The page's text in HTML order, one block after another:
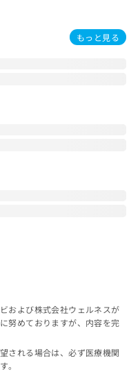
もっと見る
および株式会社ウェルネスが
努めておりますが、内容を完
される場合は、必ず医療機関
。